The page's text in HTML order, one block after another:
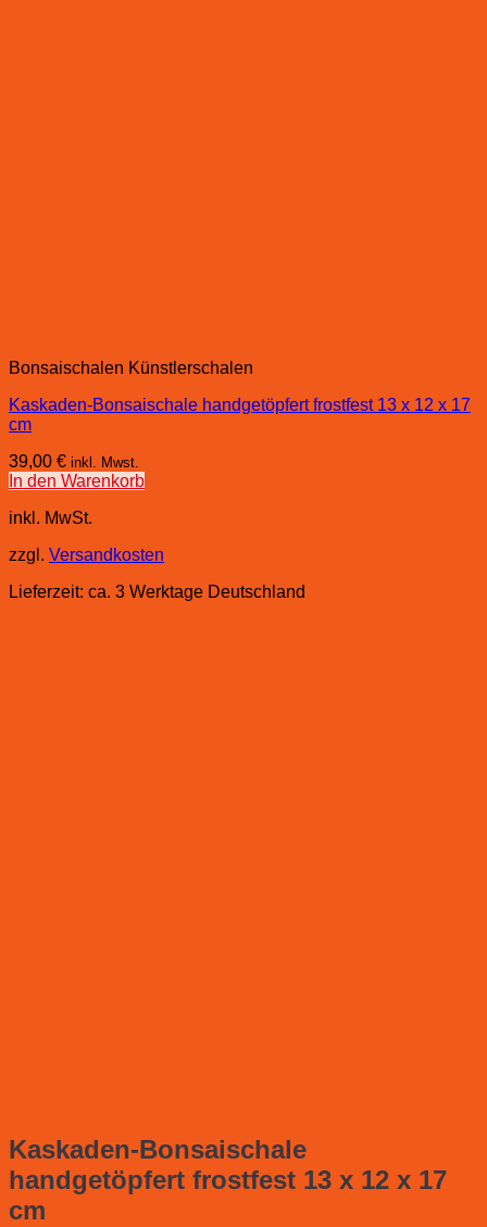
Bonsaischalen Künstlerschalen
Kaskaden-Bonsaischale handgetöpfert frostfest 13 x 12 x 17
cm
39,00 € inkl. Mwst.
In den Warenkorb
inkl. MwSt.
zzgl. Versandkosten
Lieferzeit: ca. 3 Werktage Deutschland
Kaskaden-Bonsaischale
handgetöpfert frostfest 13 x 12 x 17
cm